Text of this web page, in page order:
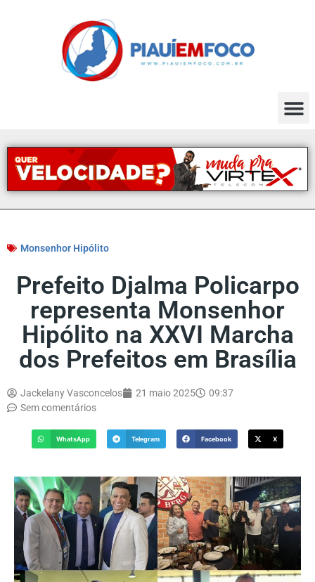
Monsenhor Hipólito
Prefeito Djalma Policarpo
representa Monsenhor
Hipólito na XXVI Marcha
dos Prefeitos em Brasília
Jackelany Vasconcelos 21 maio 2025
09:37
Sem comentários
WhatsApp Telegram Facebook X